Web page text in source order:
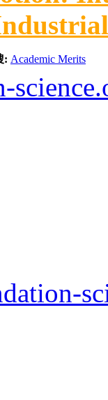
: Academic Merits